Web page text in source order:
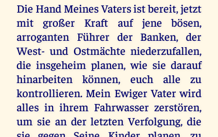
Die Hand Meines Vaters ist bereit, jetzt
mit großer Kraft auf jene bösen,
arroganten Führer der Banken, der
West- und Ostmächte niederzufallen,
die insgeheim planen, wie sie darauf
hinarbeiten können, euch alle zu
kontrollieren. Mein Ewiger Vater wird
alles in ihrem Fahrwasser zerstören,
um sie an der letzten Verfolgung, die